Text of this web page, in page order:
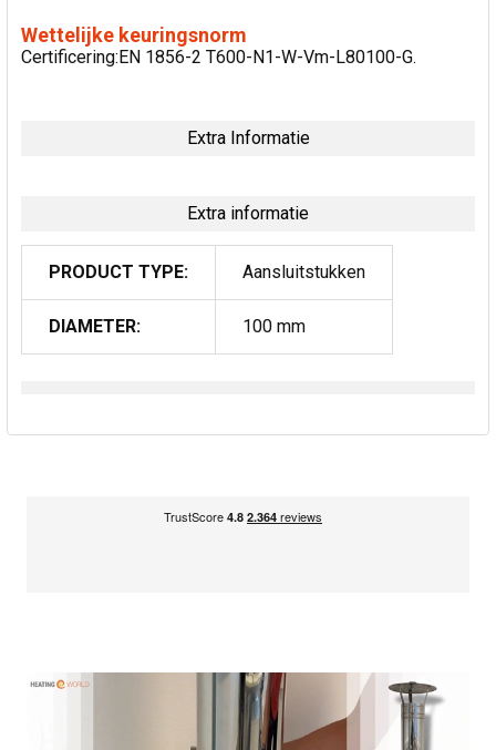
Wettelijke keuringsnorm
Certificering:EN 1856-2 T600-N1-W-Vm-L80100-G.
Extra Informatie
Extra informatie
PRODUCT TYPE: Aansluitstukken
DIAMETER: 100 mm